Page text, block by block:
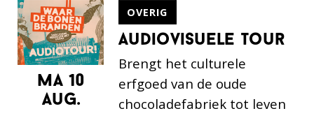
audiovisuele tour
OVERIG
Brengt het culturele
erfgoed van de oude
chocoladefabriek tot leven
ma 10
aug.